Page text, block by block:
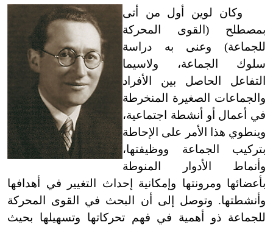
وكان لوين أول من أتى
بمصطلح (القوى المحركة
للجماعة) وعنى به دراسة
سلوك الجماعة، ولاسيما
التفاعل الحاصل بين الأفراد
والجماعات الصغيرة المنخرطة
في أعمال أو أنشطة اجتماعية،
وينطوي هذا الأمر على الإحاطة
بتركيب الجماعة ووظيفتها،
وأنماط الأدوار المنوطة
بأعضائها ومرونتها وإمكانية إحداث التغيير في أهدافها
وأنشطتها. وتوصل إلى أن البحث في القوى المحركة
للجماعة ذو أهمية في فهم تحركاتها وتسهيلها بحيث